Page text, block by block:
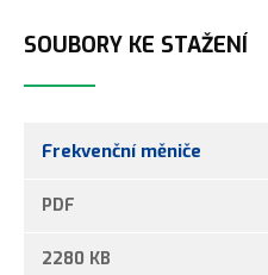
SOUBORY KE STAŽENÍ
Frekvenční měniče
PDF
2280 KB